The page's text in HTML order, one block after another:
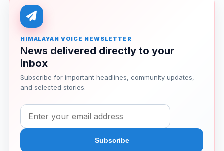
HIMALAYAN VOICE NEWSLETTER
News delivered directly to your
inbox
Subscribe for important headlines, community updates,
and selected stories.